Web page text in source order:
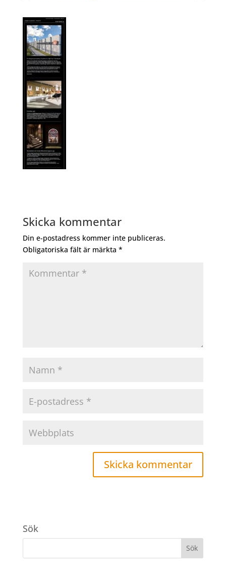
Skicka kommentar
Din e-postadress kommer inte publiceras.
Obligatoriska fält är märkta *
Sök